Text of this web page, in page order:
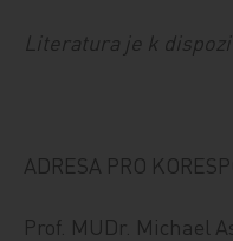
Literatura je k
ADRESA PRO
Prof. MUDr. Michael